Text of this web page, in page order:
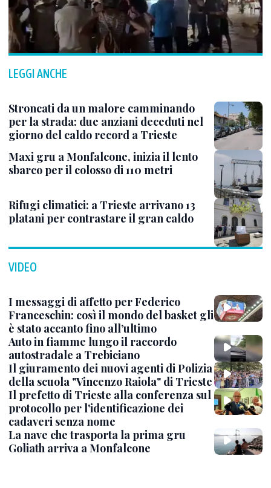
LEGGI ANCHE
Stroncati da un malore camminando
per la strada: due anziani deceduti nel
giorno del caldo record a Trieste
Maxi gru a Monfalcone, inizia il lento
sbarco per il colosso di 110 metri
Rifugi climatici: a Trieste arrivano 13
platani per contrastare il gran caldo
VIDEO
I messaggi di affetto per Federico
Franceschin: così il mondo del basket gli
è stato accanto fino all’ultimo
Auto in fiamme lungo il raccordo
autostradale a Trebiciano
Il giuramento dei nuovi agenti di Polizia
della scuola "Vincenzo Raiola" di Trieste
Il prefetto di Trieste alla conferenza sul
protocollo per l'identificazione dei
cadaveri senza nome
La nave che trasporta la prima gru
Goliath arriva a Monfalcone